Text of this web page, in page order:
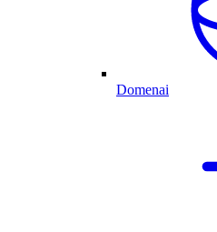
Domenai